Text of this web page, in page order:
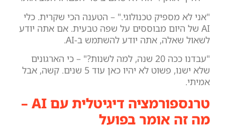
"אני לא מספיק טכנולוגי." – הטענה הכי שקרית. כלי
AI של היום מבוססים על שפה טבעית. אם אתה יודע
לשאול שאלה, אתה יודע להשתמש ב-AI.
"עבדנו ככה 20 שנה, למה לשנות?" – כי הארגונים
שלא ישנו, פשוט לא יהיו כאן עוד 5 שנים. קשה, אבל
אמיתי.
טרנספורמציה דיגיטלית עם AI –
מה זה אומר בפועל